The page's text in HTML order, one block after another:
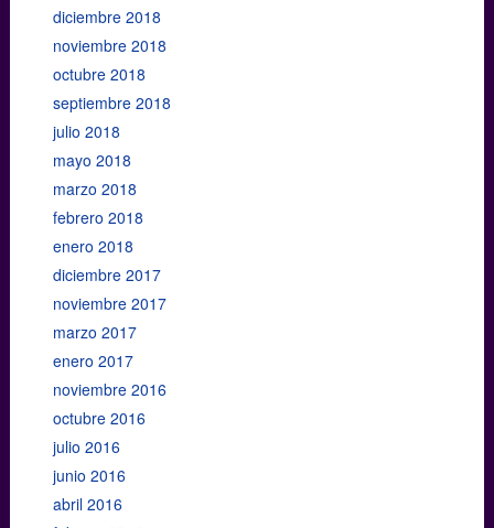
diciembre 2018
noviembre 2018
octubre 2018
septiembre 2018
julio 2018
mayo 2018
marzo 2018
febrero 2018
enero 2018
diciembre 2017
noviembre 2017
marzo 2017
enero 2017
noviembre 2016
octubre 2016
julio 2016
junio 2016
abril 2016